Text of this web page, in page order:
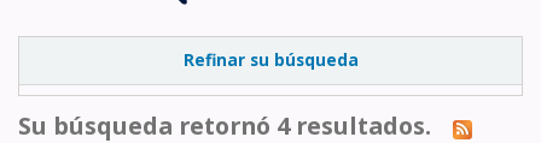
Refinar su búsqueda
Su búsqueda retornó 4 resultados.